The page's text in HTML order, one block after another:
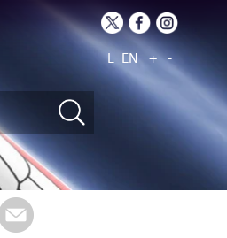
L EN + -